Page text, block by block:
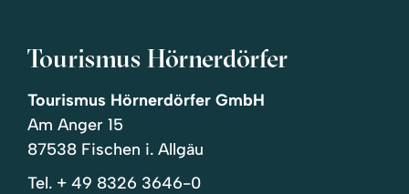
Tourismus Hörnerdörfer
Tourismus Hörnerdörfer GmbH
Am Anger 15
87538 Fischen i. Allgäu
Tel. + 49 8326 3646-0